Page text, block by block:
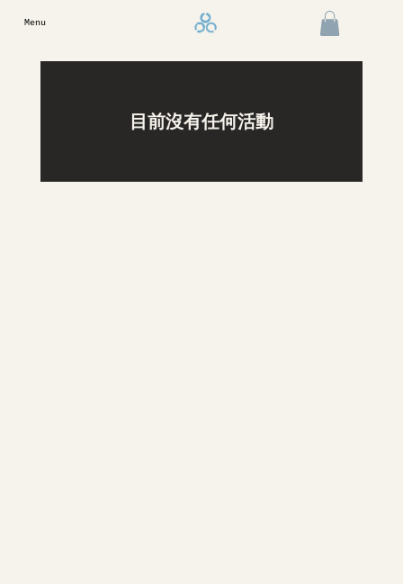
Menu
目前沒有任何活動